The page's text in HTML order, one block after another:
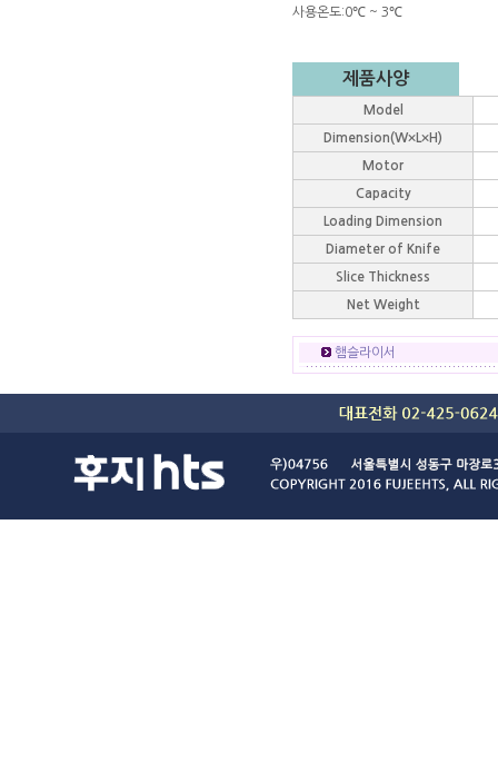
사용온도:0℃ ~ 3℃
제품사양
Model
Dimension(W×L×H)
Motor
Capacity
Loading Dimension
Diameter of Knife
Slice Thickness
Net Weight
햄슬라이서